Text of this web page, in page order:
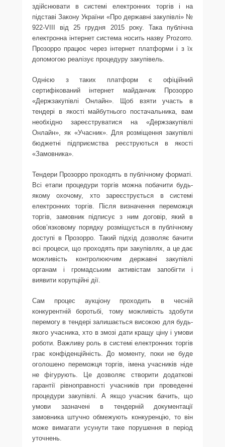
здійснювати в системі електронних торгів і на
підставі Закону України «Про державні закупівлі» №
922-VIII від 25 грудня 2015 року. Така публічна
електронна інтернет система носить назву Prozorro.
Прозорро працює через інтернет платформи і з їх
допомогою реалізує процедуру закупівель.
Однією з таких платформ є офіційний
сертифікований інтернет майданчик Прозорро
«Держзакупівлі Онлайн». Щоб взяти участь в
тендері в якості майбутнього постачальника, вам
необхідно зареєструватися на «Держзакупівлі
Онлайн», як «Учасник». Для розміщення закупівлі
бюджетні підприємства реєструються в якості
«Замовника».
Тендери Прозорро проходять в публічному форматі.
Всі етапи процедури торгів можна побачити будь-
якому охочому, хто зареєструється в системі
електронних торгів. Після визначення переможця
торгів, замовник підписує з ним договір, який в
обов’язковому порядку розміщується в публічному
доступі в Прозорро. Такий підхід дозволяє бачити
всі процеси, що проходять при закупівлях, а це дає
можливість контролюючим державні закупівлі
органам і громадським активістам запобігти і
виявити корупційні дії.
Сам процес аукціону проходить в чесній
конкурентній боротьбі, тому можливість здобути
перемогу в тендері залишається високою для будь-
якого учасника, хто в змозі дати кращу ціну і умови
роботи. Важливу роль в системі електронних торгів
грає конфіденційність. До моменту, поки не буде
оголошено переможця торгів, імена учасників ніде
не фігурують. Це дозволяє створити додаткові
гарантії рівноправності учасників при проведенні
процедури закупівлі. А якщо учасник бачить, що
умови зазначені в тендерній документації
замовника штучно обмежують конкуренцію, то він
може вимагати усунути таке порушення в період
уточнень.